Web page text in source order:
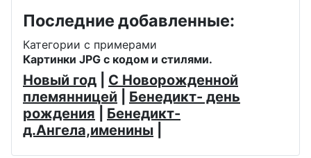
Последние добавленные:
Категории с примерами
Картинки JPG с кодом и стилями.
Новый год
С Новорожденной
племянницей
Бенедикт- день
рождения
Бенедикт-
д.Ангела,именины